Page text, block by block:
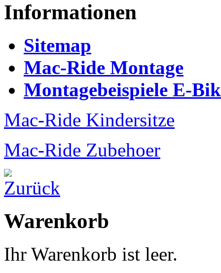
Informationen
Sitemap
Mac-Ride Montage
Montagebeispiele E-
Mac-Ride Kindersitze
Mac-Ride Zubehoer
Warenkorb
Ihr Warenkorb ist leer.